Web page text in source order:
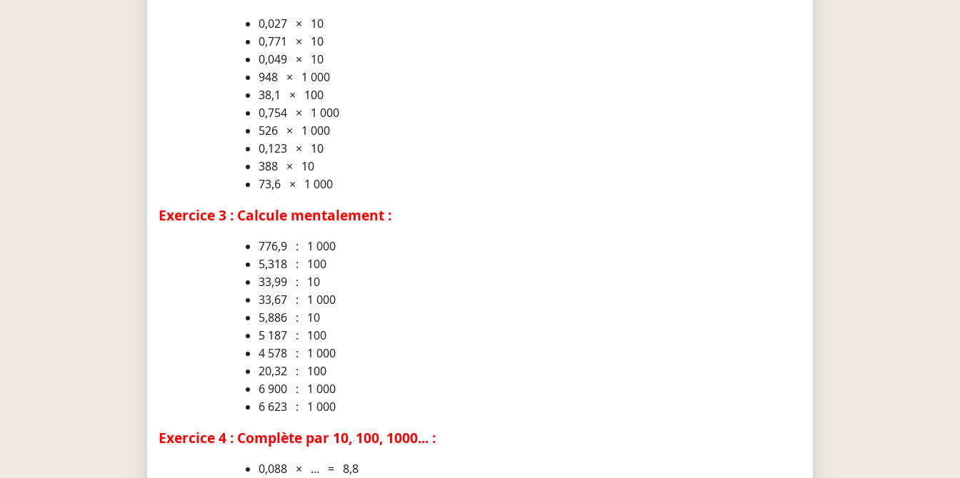
0,027 × 10
0,771 × 10
0,049 × 10
948 × 1 000
38,1 × 100
0,754 × 1 000
526 × 1 000
0,123 × 10
388 × 10
73,6 × 1 000
Exercice 3 : Calcule mentalement :
776,9 : 1 000
5,318 : 100
33,99 : 10
33,67 : 1 000
5,886 : 10
5 187 : 100
4 578 : 1 000
20,32 : 100
6 900 : 1 000
6 623 : 1 000
Exercice 4 : Complète par 10, 100, 1000... :
0,088 × ... = 8,8